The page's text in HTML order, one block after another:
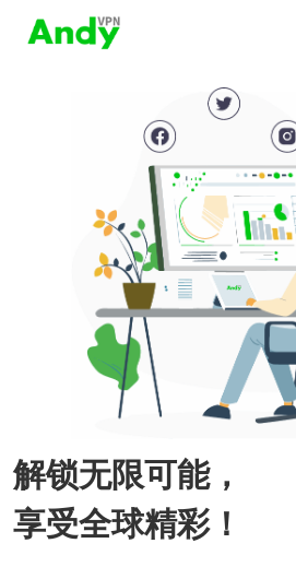
解锁无限可能，
享受全球精彩！